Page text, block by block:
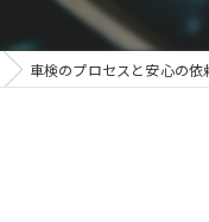
整備
車検のプロセスと安心の依